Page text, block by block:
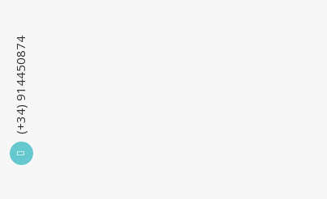
(+34) 914450874